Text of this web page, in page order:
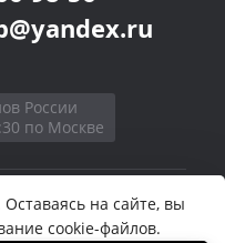
России
по Москве
Sport»
на сайте, вы
cookie-файлов.